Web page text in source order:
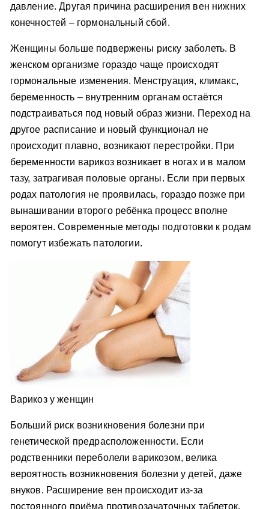
давление. Другая причина расширения вен нижних
конечностей – гормональный сбой.
Женщины больше подвержены риску заболеть. В
женском организме гораздо чаще происходят
гормональные изменения. Менструация, климакс,
беременность – внутренним органам остаётся
подстраиваться под новый образ жизни. Переход на
другое расписание и новый функционал не
происходит плавно, возникают перестройки. При
беременности варикоз возникает в ногах и в малом
тазу, затрагивая половые органы. Если при первых
родах патология не проявилась, гораздо позже при
вынашивании второго ребёнка процесс вполне
вероятен. Современные методы подготовки к родам
помогут избежать патологии.
Варикоз у женщин
Больший риск возникновения болезни при
генетической предрасположенности. Если
родственники переболели варикозом, велика
вероятность возникновения болезни у детей, даже
внуков. Расширение вен происходит из-за
постоянного приёма противозачаточных таблеток,